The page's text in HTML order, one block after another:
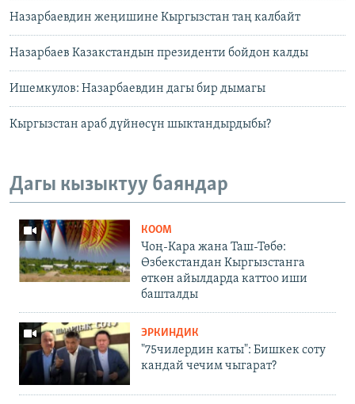
Назарбаевдин жеңишине Кыргызстан таң калбайт
Назарбаев Казакстандын президенти бойдон калды
Ишемкулов: Назарбаевдин дагы бир дымагы
Кыргызстан араб дүйнөсүн шыктандырдыбы?
Дагы кызыктуу баяндар
КООМ
Чоң-Кара жана Таш-Төбө:
Өзбекстандан Кыргызстанга
өткөн айылдарда каттоо иши
башталды
ЭРКИНДИК
"75чилердин каты": Бишкек соту
кандай чечим чыгарат?